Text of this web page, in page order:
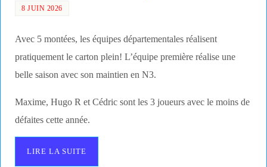
8 JUIN 2026
Avec 5 montées, les équipes départementales réalisent
pratiquement le carton plein! L’équipe première réalise une
belle saison avec son maintien en N3.
Maxime, Hugo R et Cédric sont les 3 joueurs avec le moins de
défaites cette année.
LIRE LA SUITE